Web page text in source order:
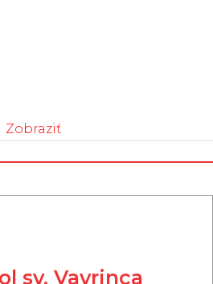
Zobraziť
sv. Vavrinca